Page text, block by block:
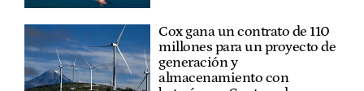
Cox gana un contrato de 110
millones para un proyecto de
generación y
almacenamiento con